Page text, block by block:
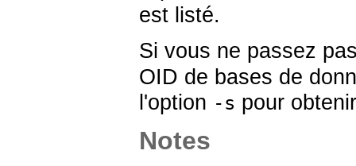
est listé.
Si vous ne passez
OID de bases de
l'option -s pour
Notes